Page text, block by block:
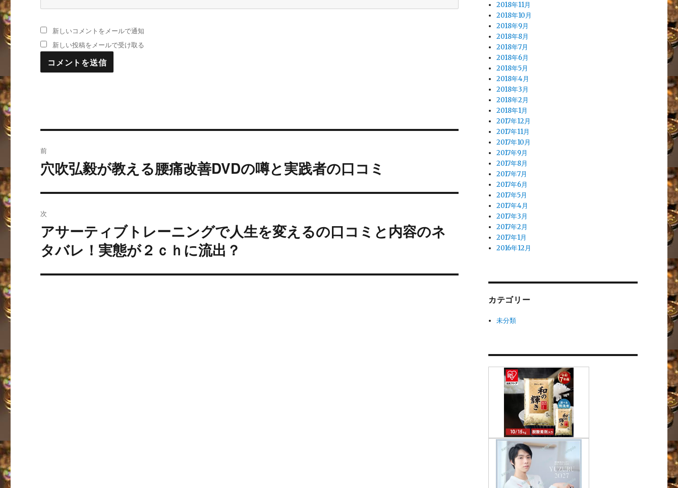
新しいコメントをメールで通知
新しい投稿をメールで受け取る
稿
ゲ
ー
前
過
去
の
投
穴吹弘毅が教える腰痛改善DVDの噂と実践者の口コミ
次
次
の
投
稿:
アサーティブトレーニングで人生を変えるの口コミと内容のネ
タバレ！実態が２ｃｈに流出？
2018年11月
2018年10月
2018年9月
2018年8月
2018年7月
2018年6月
2018年5月
2018年4月
2018年3月
2018年2月
2018年1月
2017年12月
2017年11月
2017年10月
2017年9月
2017年8月
2017年7月
2017年6月
2017年5月
2017年4月
2017年3月
2017年2月
2017年1月
2016年12月
カテゴリー
未分類